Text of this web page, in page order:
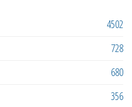
4502
728
680
356